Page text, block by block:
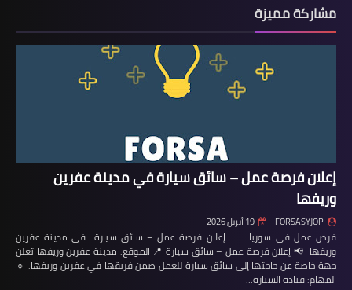
مشاركة مميزة
إعلان فرصة عمل – سائق سيارة في مدينة عفرين
وريفها
FORSASYJOP 19 أبريل 2026
فرص عمل في سوريا إعلان فرصة عمل – سائق سيارة في مدينة عفرين
وريفها 📢 إعلان فرصة عمل – سائق سيارة 📍 الموقع: مدينة عفرين وريفها تعلن
جهة خاصة عن حاجتها إلى سائق سيارة للعمل ضمن فريقها في عفرين وريفها. 🔹
المهام: قيادة السيارة…